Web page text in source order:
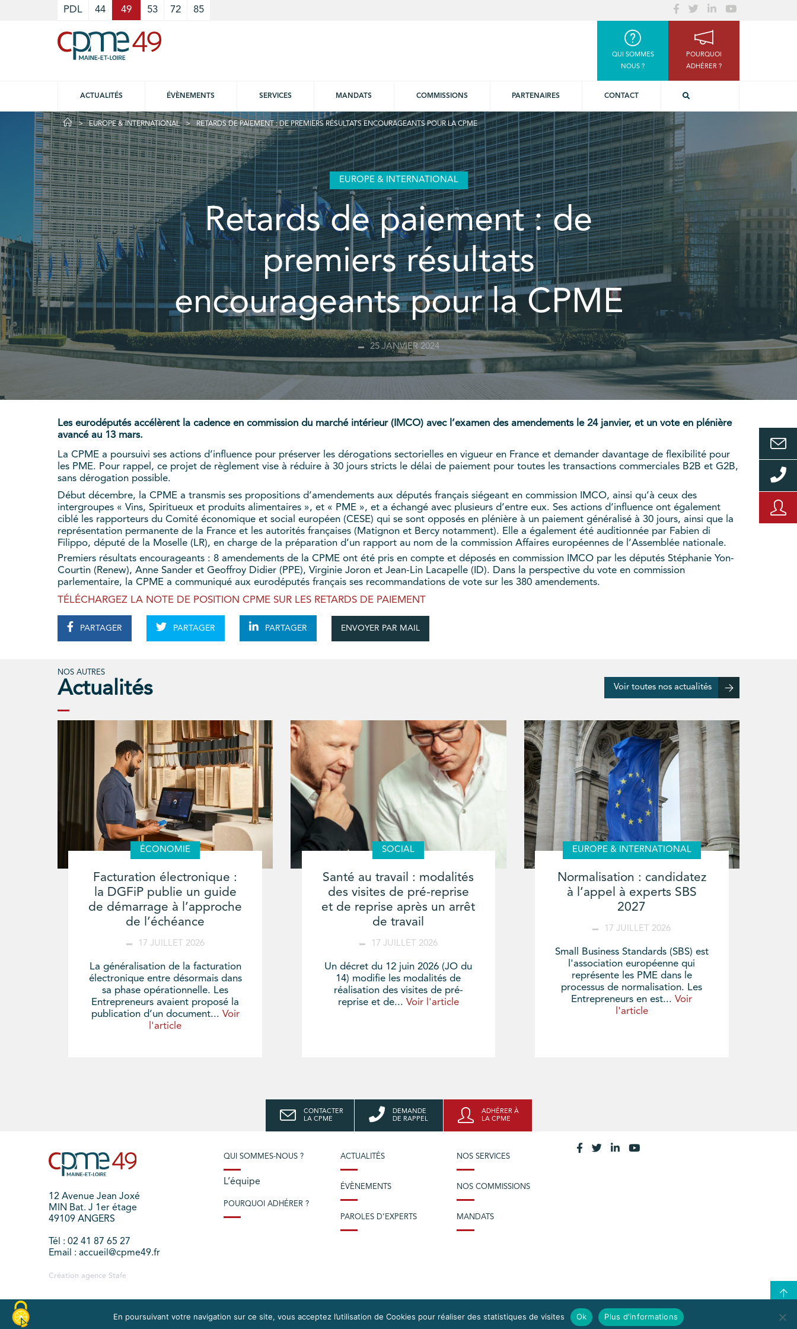
PDL 44 49 53 72 85
QUI SOMMES
NOUS ?
POURQUOI
ADHÉRER ?
ACTUALITÉS ÉVÈNEMENTS SERVICES MANDATS COMMISSIONS PARTENAIRES CONTACT
EUROPE & INTERNATIONAL RETARDS DE PAIEMENT : DE PREMIERS RÉSULTATS ENCOURAGEANTS POUR LA CPME
EUROPE & INTERNATIONAL
Retards de paiement : de
premiers résultats
encourageants pour la CPME
25 JANVIER 2024
Les eurodéputés accélèrent la cadence en commission du marché intérieur (IMCO) avec l’examen des amendements le 24 janvier, et un vote en plénière
avancé au 13 mars.
La CPME a poursuivi ses actions d’influence pour préserver les dérogations sectorielles en vigueur en France et demander davantage de flexibilité pour
les PME. Pour rappel, ce projet de règlement vise à réduire à 30 jours stricts le délai de paiement pour toutes les transactions commerciales B2B et G2B,
sans dérogation possible.
Début décembre, la CPME a transmis ses propositions d’amendements aux députés français siégeant en commission IMCO, ainsi qu’à ceux des
intergroupes « Vins, Spiritueux et produits alimentaires », et « PME », et a échangé avec plusieurs d’entre eux. Ses actions d’influence ont également
ciblé les rapporteurs du Comité économique et social européen (CESE) qui se sont opposés en plénière à un paiement généralisé à 30 jours, ainsi que la
représentation permanente de la France et les autorités françaises (Matignon et Bercy notamment). Elle a également été auditionnée par Fabien di
Filippo, député de la Moselle (LR), en charge de la préparation d’un rapport au nom de la commission Affaires européennes de l’Assemblée nationale.
Premiers résultats encourageants : 8 amendements de la CPME ont été pris en compte et déposés en commission IMCO par les députés Stéphanie Yon-
Courtin (Renew), Anne Sander et Geoffroy Didier (PPE), Virginie Joron et Jean-Lin Lacapelle (ID). Dans la perspective du vote en commission
parlementaire, la CPME a communiqué aux eurodéputés français ses recommandations de vote sur les 380 amendements.
TÉLÉCHARGEZ LA NOTE DE POSITION CPME SUR LES RETARDS DE PAIEMENT
PARTAGER PARTAGER PARTAGER ENVOYER PAR MAIL
NOS AUTRES
Actualités Voir toutes nos actualités
ÉCONOMIE
Facturation électronique :
la DGFiP publie un guide
de démarrage à l’approche
de l’échéance
17 JUILLET 2026
La généralisation de la facturation
électronique entre désormais dans
sa phase opérationnelle. Les
Entrepreneurs avaient proposé la
publication d’un document... Voir
l'article
SOCIAL
Santé au travail : modalités
des visites de pré-reprise
et de reprise après un arrêt
de travail
17 JUILLET 2026
Un décret du 12 juin 2026 (JO du
14) modifie les modalités de
réalisation des visites de pré-
reprise et de... Voir l'article
EUROPE & INTERNATIONAL
Normalisation : candidatez
à l’appel à experts SBS
2027
17 JUILLET 2026
Small Business Standards (SBS) est
l'association européenne qui
représente les PME dans le
processus de normalisation. Les
Entrepreneurs en est...Voir
l'article
CONTACTER
LA CPME
DEMANDE
DE RAPPEL
ADHÉRER À
LA CPME
12 Avenue Jean Joxé
MIN Bat. J 1er étage
49109 ANGERS
Tél : 02 41 87 65 27
Email : accueil@cpme49.fr
Création agence Stafe
QUI SOMMES-NOUS ?
L’équipe
POURQUOI ADHÉRER ?
ACTUALITÉS
ÉVÈNEMENTS
PAROLES D’EXPERTS
NOS SERVICES
NOS COMMISSIONS
MANDATS
MENTIONS LÉGALES CONTACTEZ LA CPME
En poursuivant votre navigation sur ce site, vous acceptez l’utilisation de Cookies pour réaliser des statistiques de visites Ok Plus d'informations
Cookies management panel